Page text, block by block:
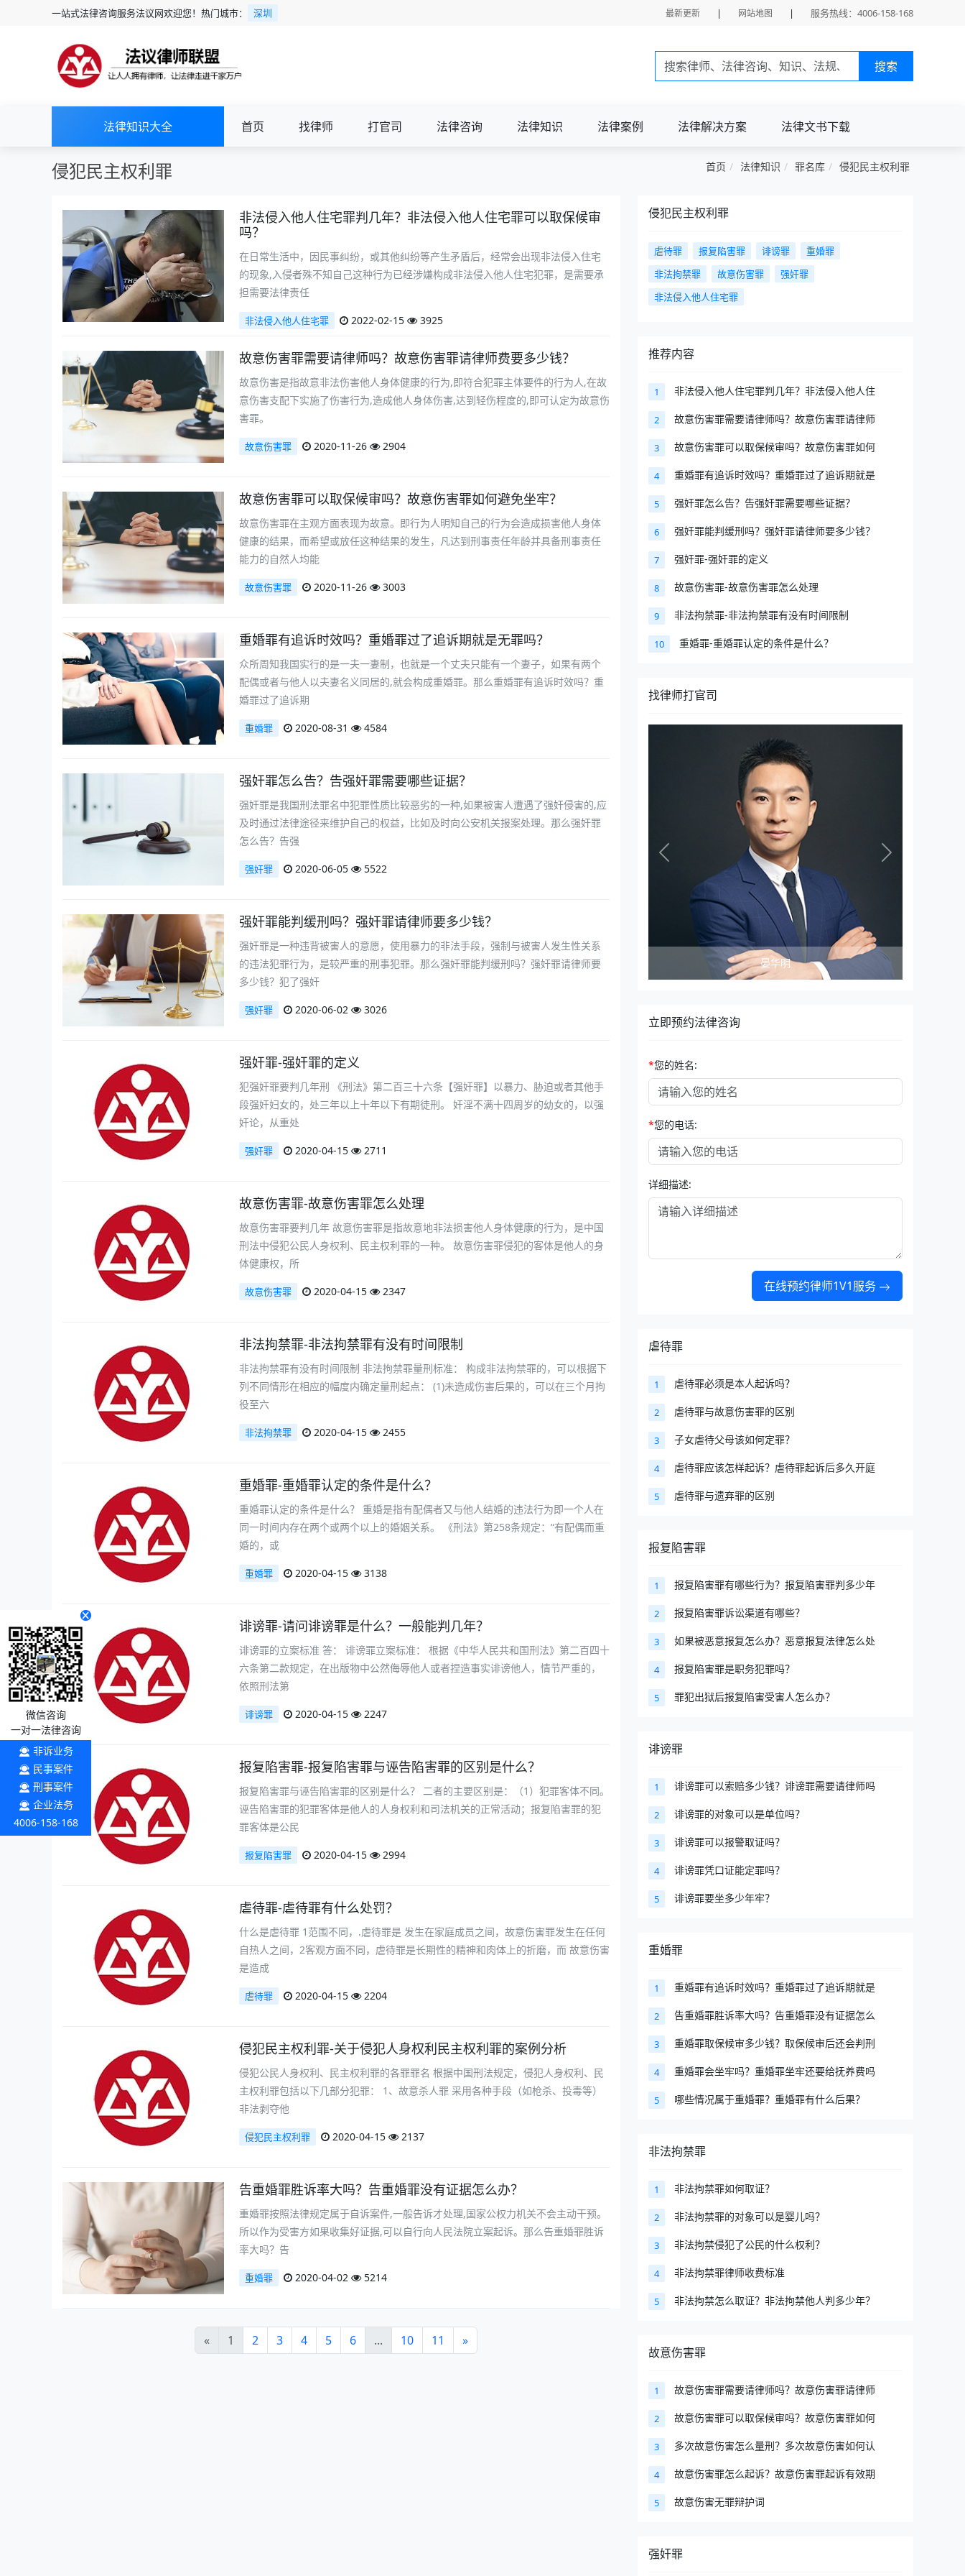
一站式法律咨询服务法议网欢迎您！热门城市： 深圳 最新更新 | 网站地图 | 服务热线：4006-158-168
搜索
法律知识大全 首页 找律师 打官司 法律咨询 法律知识 法律案例 法律解决方案 法律文书下载
侵犯民主权利罪 首页 法律知识 罪名库 侵犯民主权利罪
非法侵入他人住宅罪判几年？非法侵入他人住宅罪可以取保候审
吗？
在日常生活中，因民事纠纷，或其他纠纷等产生矛盾后，经常会出现非法侵入住宅
的现象,入侵者殊不知自己这种行为已经涉嫌构成非法侵入他人住宅犯罪，是需要承
担需要法律责任
非法侵入他人住宅罪 2022-02-15 3925
故意伤害罪需要请律师吗？故意伤害罪请律师费要多少钱？
故意伤害是指故意非法伤害他人身体健康的行为,即符合犯罪主体要件的行为人,在故
意伤害支配下实施了伤害行为,造成他人身体伤害,达到轻伤程度的,即可认定为故意伤
害罪。
故意伤害罪 2020-11-26 2904
故意伤害罪可以取保候审吗？故意伤害罪如何避免坐牢？
故意伤害罪在主观方面表现为故意。即行为人明知自己的行为会造成损害他人身体
健康的结果，而希望或放任这种结果的发生，凡达到刑事责任年龄并具备刑事责任
能力的自然人均能
故意伤害罪 2020-11-26 3003
重婚罪有追诉时效吗？重婚罪过了追诉期就是无罪吗？
众所周知我国实行的是一夫一妻制，也就是一个丈夫只能有一个妻子，如果有两个
配偶或者与他人以夫妻名义同居的,就会构成重婚罪。那么重婚罪有追诉时效吗？重
婚罪过了追诉期
重婚罪 2020-08-31 4584
强奸罪怎么告？告强奸罪需要哪些证据？
强奸罪是我国刑法罪名中犯罪性质比较恶劣的一种,如果被害人遭遇了强奸侵害的,应
及时通过法律途径来维护自己的权益，比如及时向公安机关报案处理。那么强奸罪
怎么告？告强
强奸罪 2020-06-05 5522
强奸罪能判缓刑吗？强奸罪请律师要多少钱？
强奸罪是一种违背被害人的意愿，使用暴力的非法手段，强制与被害人发生性关系
的违法犯罪行为，是较严重的刑事犯罪。那么强奸罪能判缓刑吗？强奸罪请律师要
多少钱？犯了强奸
强奸罪 2020-06-02 3026
强奸罪-强奸罪的定义
犯强奸罪要判几年刑 《刑法》第二百三十六条【强奸罪】以暴力、胁迫或者其他手
段强奸妇女的，处三年以上十年以下有期徒刑。 奸淫不满十四周岁的幼女的，以强
奸论，从重处
强奸罪 2020-04-15 2711
故意伤害罪-故意伤害罪怎么处理
故意伤害罪要判几年 故意伤害罪是指故意地非法损害他人身体健康的行为，是中国
刑法中侵犯公民人身权利、民主权利罪的一种。 故意伤害罪侵犯的客体是他人的身
体健康权，所
故意伤害罪 2020-04-15 2347
非法拘禁罪-非法拘禁罪有没有时间限制
非法拘禁罪有没有时间限制 非法拘禁罪量刑标准： 构成非法拘禁罪的，可以根据下
列不同情形在相应的幅度内确定量刑起点： (1)未造成伤害后果的，可以在三个月拘
役至六
非法拘禁罪 2020-04-15 2455
重婚罪-重婚罪认定的条件是什么？
重婚罪认定的条件是什么？ 重婚是指有配偶者又与他人结婚的违法行为即一个人在
同一时间内存在两个或两个以上的婚姻关系。 《刑法》第258条规定：“有配偶而重
婚的，或
重婚罪 2020-04-15 3138
诽谤罪-请问诽谤罪是什么？一般能判几年？
诽谤罪的立案标准 答： 诽谤罪立案标准： 根据《中华人民共和国刑法》第二百四十
六条第二款规定，在出版物中公然侮辱他人或者捏造事实诽谤他人，情节严重的，
依照刑法第
诽谤罪 2020-04-15 2247
报复陷害罪-报复陷害罪与诬告陷害罪的区别是什么？
报复陷害罪与诬告陷害罪的区别是什么？ 二者的主要区别是：（1）犯罪客体不同。
诬告陷害罪的犯罪客体是他人的人身权利和司法机关的正常活动；报复陷害罪的犯
罪客体是公民
报复陷害罪 2020-04-15 2994
虐待罪-虐待罪有什么处罚？
什么是虐待罪 1范围不同，.虐待罪是 发生在家庭成员之间，故意伤害罪发生在任何
自热人之间，2客观方面不同，虐待罪是长期性的精神和肉体上的折磨，而 故意伤害
是造成
虐待罪 2020-04-15 2204
侵犯民主权利罪-关于侵犯人身权利民主权利罪的案例分析
侵犯公民人身权利、民主权利罪的各罪罪名 根据中国刑法规定，侵犯人身权利、民
主权利罪包括以下几部分犯罪： 1、故意杀人罪 采用各种手段（如枪杀、投毒等）
非法剥夺他
侵犯民主权利罪 2020-04-15 2137
告重婚罪胜诉率大吗？告重婚罪没有证据怎么办？
重婚罪按照法律规定属于自诉案件,一般告诉才处理,国家公权力机关不会主动干预。
所以作为受害方如果收集好证据,可以自行向人民法院立案起诉。那么告重婚罪胜诉
率大吗？告
重婚罪 2020-04-02 5214
« 1 2 3 4 5 6 ... 10 11 »
侵犯民主权利罪
虐待罪 报复陷害罪 诽谤罪
重婚罪
非法拘禁罪
故意伤害罪
强奸罪
非法侵入他人住宅罪
推荐内容
1 非法侵入他人住宅罪判几年？非法侵入他人住
2 故意伤害罪需要请律师吗？故意伤害罪请律师
3 故意伤害罪可以取保候审吗？故意伤害罪如何
4 重婚罪有追诉时效吗？重婚罪过了追诉期就是
5 强奸罪怎么告？告强奸罪需要哪些证据？
6 强奸罪能判缓刑吗？强奸罪请律师要多少钱？
7 强奸罪-强奸罪的定义
8 故意伤害罪-故意伤害罪怎么处理
9 非法拘禁罪-非法拘禁罪有没有时间限制
10 重婚罪-重婚罪认定的条件是什么？
找律师打官司
张晨光
Previous Next
立即预约法律咨询
*您的姓名:
*您的电话:
详细描述:
在线预约律师1V1服务
虐待罪
1 虐待罪必须是本人起诉吗？
2 虐待罪与故意伤害罪的区别
3 子女虐待父母该如何定罪？
4 虐待罪应该怎样起诉？虐待罪起诉后多久开庭
5 虐待罪与遗弃罪的区别
报复陷害罪
1 报复陷害罪有哪些行为？报复陷害罪判多少年
2 报复陷害罪诉讼渠道有哪些？
3 如果被恶意报复怎么办？恶意报复法律怎么处
4 报复陷害罪是职务犯罪吗？
5 罪犯出狱后报复陷害受害人怎么办？
诽谤罪
1 诽谤罪可以索赔多少钱？诽谤罪需要请律师吗
2 诽谤罪的对象可以是单位吗？
3 诽谤罪可以报警取证吗？
4 诽谤罪凭口证能定罪吗？
5 诽谤罪要坐多少年牢？
重婚罪
1 重婚罪有追诉时效吗？重婚罪过了追诉期就是
2 告重婚罪胜诉率大吗？告重婚罪没有证据怎么
3 重婚罪取保候审多少钱？取保候审后还会判刑
4 重婚罪会坐牢吗？重婚罪坐牢还要给抚养费吗
5 哪些情况属于重婚罪？重婚罪有什么后果？
非法拘禁罪
1 非法拘禁罪如何取证？
2 非法拘禁罪的对象可以是婴儿吗？
3 非法拘禁侵犯了公民的什么权利？
4 非法拘禁罪律师收费标准
5 非法拘禁怎么取证？非法拘禁他人判多少年？
故意伤害罪
1 故意伤害罪需要请律师吗？故意伤害罪请律师
2 故意伤害罪可以取保候审吗？故意伤害罪如何
3 多次故意伤害怎么量刑？多次故意伤害如何认
4 故意伤害罪怎么起诉？故意伤害罪起诉有效期
5 故意伤害无罪辩护词
强奸罪
微信咨询
一对一法律咨询
非诉业务
民事案件
刑事案件
企业法务
4006-158-168